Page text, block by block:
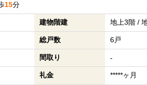
15分
建物階建 地上3階 /
総戸数 6戸
間取り -
礼金 *****ヶ月